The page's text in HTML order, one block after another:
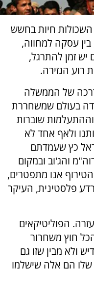
השכולות חיות בחשש
עסקה למחווה,
זמן להתרגל,
רוע הגזירה.
של הממשלה
בעולם שמשחררת
שוברות
ולאף אחד לא
כץ שעמדתם
והג'וב ובמקום
אנו מתפטרים,
פלסטינית, העיקר
הפוליטיקאים
חוץ משחרור
ולא מבין שזו גם
שלו הם אלה שישלמו